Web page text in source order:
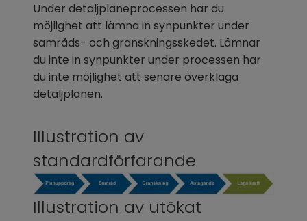
Under detaljplaneprocessen har du
möjlighet att lämna in synpunkter under
samråds- och granskningsskedet. Lämnar
du inte in synpunkter under processen har
du inte möjlighet att senare överklaga
detaljplanen.
Illustration av
standardförfarande
Illustration av utökat